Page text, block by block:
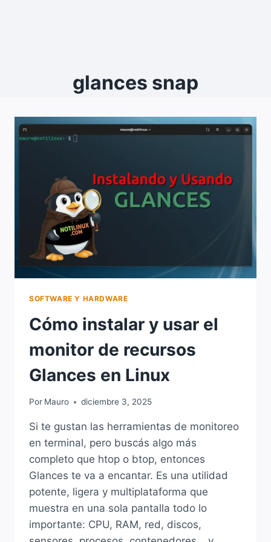
glances snap
SOFTWARE Y HARDWARE
Cómo instalar y usar el
monitor de recursos
Glances en Linux
Por Mauro diciembre 3, 2025
Si te gustan las herramientas de monitoreo
en terminal, pero buscás algo más
completo que htop o btop, entonces
Glances te va a encantar. Es una utilidad
potente, ligera y multiplataforma que
muestra en una sola pantalla todo lo
importante: CPU, RAM, red, discos,